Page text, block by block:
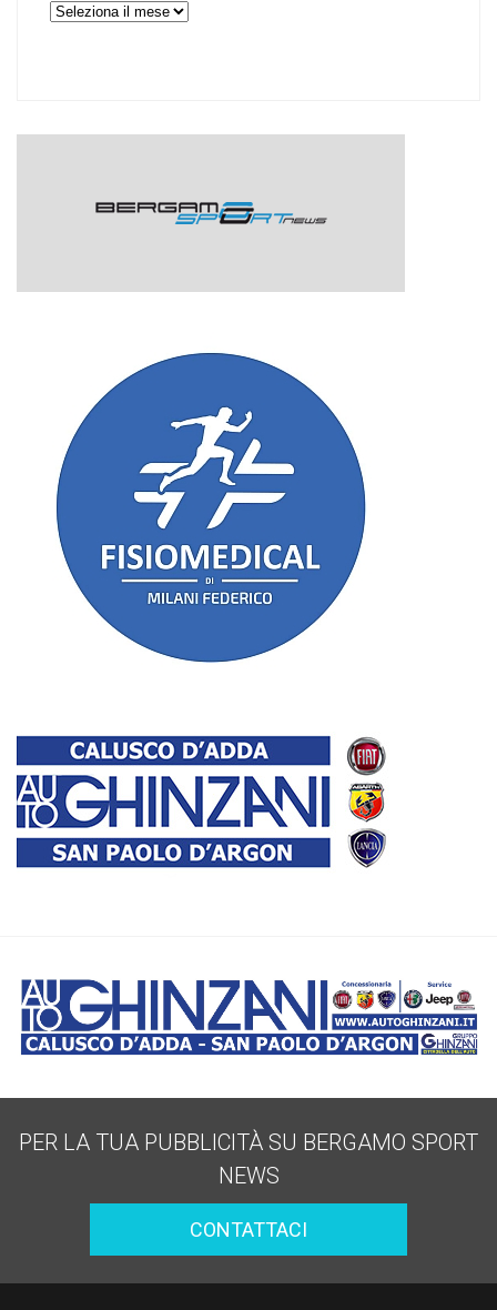
Archivi
PER LA TUA PUBBLICITÀ SU BERGAMO SPORT
NEWS
CONTATTACI